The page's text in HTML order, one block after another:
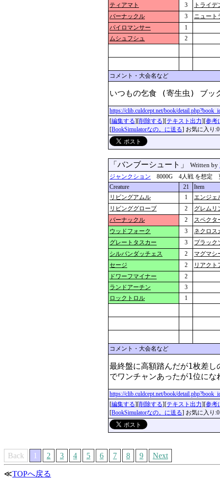
ティアマト 3
トライデ
バーナックル
3
ニュート
パイロマンサー
1
ムシュフシュ
2
コメント・大会名など
いつもの乞食 (寄生虫) ブッ
https://clib.culdcept.net/book/
[編集する][削除する][テキスト出力][参考
[BookSimulatorなの。に送る] お気に入り:0
「バンブーシュート」 Written by
ジャンクション 8000G 4人戦 を想定 更
Creature
21
Item
リビングアムル
1
エンジェ
リビンググローブ
2
グレムリ
バーナックル
2
スペクタ
ウッドフォーク
3
ネクロス
グレートタスカー
3
プラック
シルバンダッチェス
2
マグマシ
セージ
2
リアクト
ドワーフマイナー
2
ランドアーチン
3
ロックトロル
1
コメント・大会名など
最終盤に高額踏んだが1枚差
でワンチャンあったが1位に
https://clib.culdcept.net/book/
[編集する][削除する][テキスト出力][参考
[BookSimulatorなの。に送る] お気に入り:0
Back 1 2 3 4 5 6 7 8 9 Next
≪TOPへ戻る